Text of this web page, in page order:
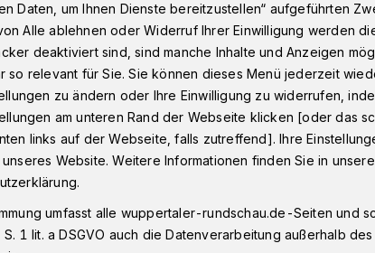
Versuch
Bundesligist Bergischer HC
2019) um 20.30 Uhr MT Melsungen
beendet damit eine knapp
Daten, um Ihnen Dienste bereitzustellen“ aufgeführten
Alle ablehnen oder Widerruf Ihrer Einwilligung werden
deaktiviert sind, sind manche Inhalte und Anzeigen
so relevant für Sie. Sie können dieses Menü jederzeit
zu ändern oder Ihre Einwilligung zu widerrufen,
am unteren Rand der Webseite klicken [oder das
links auf der Webseite, falls zutreffend]. Ihre
Website. Weitere Informationen finden Sie in
umfasst alle wuppertaler-rundschau.de-Seiten und
1 lit. a DSGVO auch die Datenverarbeitung außerhalb des